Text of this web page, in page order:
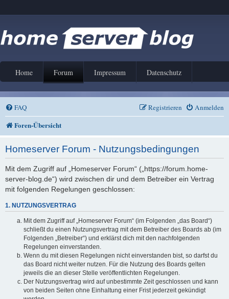
Home Forum Impressum Datenschutz
FAQ Anmelden
Registrieren
Foren-Übersicht
Homeserver Forum - Nutzungsbedingungen
Mit dem Zugriff auf „Homeserver Forum“ („https://forum.home-
server-blog.de“) wird zwischen dir und dem Betreiber ein Vertrag
mit folgenden Regelungen geschlossen:
1. NUTZUNGSVERTRAG
Mit dem Zugriff auf „Homeserver Forum“ (im Folgenden „das Board“)
schließt du einen Nutzungsvertrag mit dem Betreiber des Boards ab (im
Folgenden „Betreiber“) und erklärst dich mit den nachfolgenden
Regelungen einverstanden.
Wenn du mit diesen Regelungen nicht einverstanden bist, so darfst du
das Board nicht weiter nutzen. Für die Nutzung des Boards gelten
jeweils die an dieser Stelle veröffentlichten Regelungen.
Der Nutzungsvertrag wird auf unbestimmte Zeit geschlossen und kann
von beiden Seiten ohne Einhaltung einer Frist jederzeit gekündigt